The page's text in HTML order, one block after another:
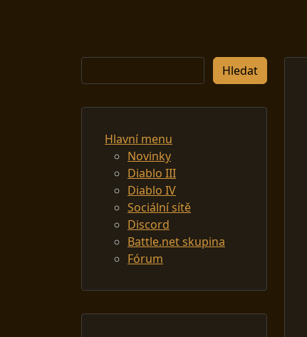
Hledat
Hlavní menu
Novinky
Diablo III
Diablo IV
Sociální sítě
Discord
Battle.net skupina
Fórum